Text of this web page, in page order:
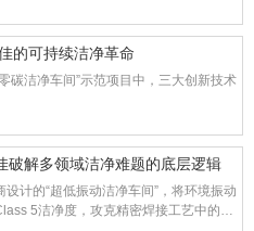
的可持续洁净革命
碳洁净车间”示范项目中，三大创新技术
破解多领域洁净难题的底层逻辑
计的“超低振动洁净车间”，将环境振动
5洁净度，攻克精密焊接工艺中的微